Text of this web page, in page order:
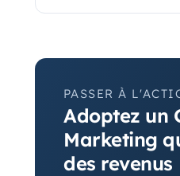
PASSER À
Adoptez un
Marketing
des revenus